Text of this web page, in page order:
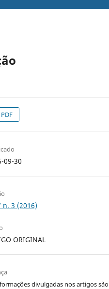
PDF
09-30
n. 3 (2016)
ORIGINAL
divulgadas nos artigos são